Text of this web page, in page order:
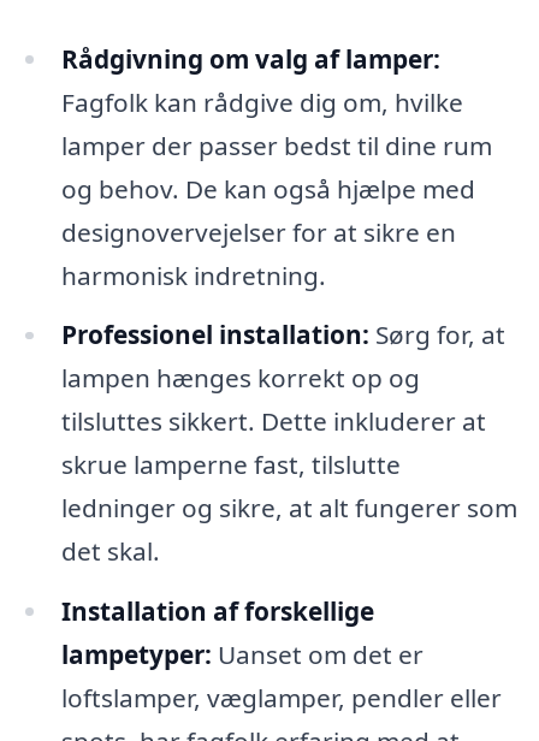
Rådgivning om valg af lamper:
Fagfolk kan rådgive dig om, hvilke
lamper der passer bedst til dine rum
og behov. De kan også hjælpe med
designovervejelser for at sikre en
harmonisk indretning.
Professionel installation: Sørg for, at
lampen hænges korrekt op og
tilsluttes sikkert. Dette inkluderer at
skrue lamperne fast, tilslutte
ledninger og sikre, at alt fungerer som
det skal.
Installation af forskellige
lampetyper: Uanset om det er
loftslamper, væglamper, pendler eller